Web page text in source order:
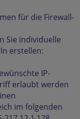
für die Firewall-
Sie individuelle
erstellen:
IP-
erlaubt werden
im folgenden